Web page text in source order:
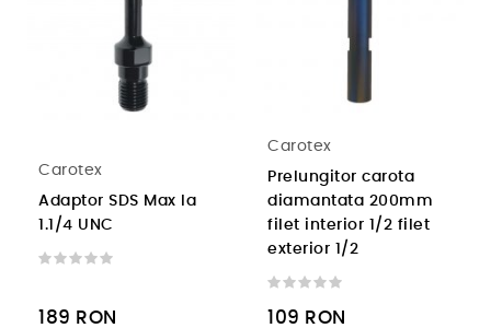
Carotex
Adaptor SDS Max la
1.1/4 UNC
189 RON
Carotex
Prelungitor carota
diamantata 200mm
filet interior 1/2 filet
exterior 1/2
109 RON